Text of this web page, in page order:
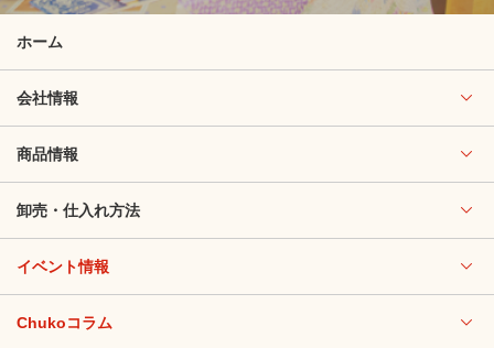
ホーム
会社情報
商品情報
卸売・仕入れ方法
イベント情報
Chukoコラム